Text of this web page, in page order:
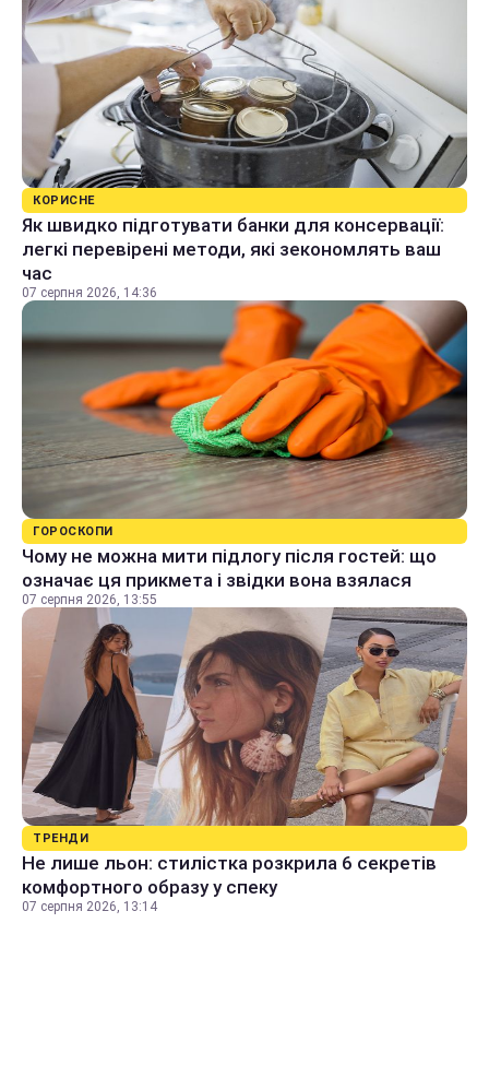
КОРИСНЕ
Як швидко підготувати банки для консервації:
легкі перевірені методи, які зекономлять ваш
час
07 серпня 2026, 14:36
ГОРОСКОПИ
Чому не можна мити підлогу після гостей: що
означає ця прикмета і звідки вона взялася
07 серпня 2026, 13:55
ТРЕНДИ
Не лише льон: стилістка розкрила 6 секретів
комфортного образу у спеку
07 серпня 2026, 13:14